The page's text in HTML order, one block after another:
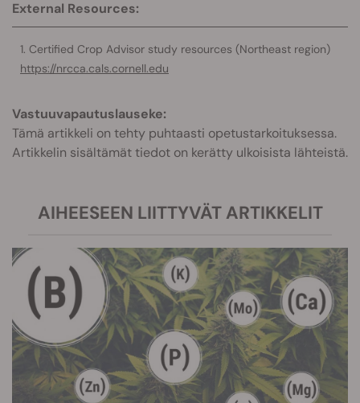
External Resources:
Certified Crop Advisor study resources (Northeast region)
https://nrcca.cals.cornell.edu
Vastuuvapautuslauseke:
Tämä artikkeli on tehty puhtaasti opetustarkoituksessa.
Artikkelin sisältämät tiedot on kerätty ulkoisista lähteistä.
AIHEESEEN LIITTYVÄT ARTIKKELIT